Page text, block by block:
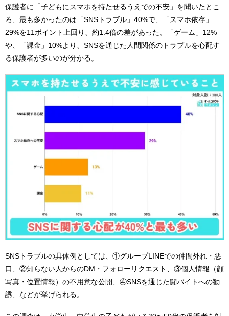
保護者に「子どもにスマホを持たせるうえでの不安」を聞いたとこ
ろ、最も多かったのは「SNSトラブル」40%で、「スマホ依存」
29%を11ポイント上回り、約1.4倍の差があった。「ゲーム」12%
や、「課金」10%より、SNSを通じた人間関係のトラブルを心配す
る保護者が多いのが分かる。
SNSトラブルの具体例としては、①グループLINEでの仲間外れ・悪
口、②知らない人からのDM・フォローリクエスト、③個人情報（顔
写真・位置情報）の不用意な公開、④SNSを通じた闘バイトへの勧
誘、などが挙げられる。